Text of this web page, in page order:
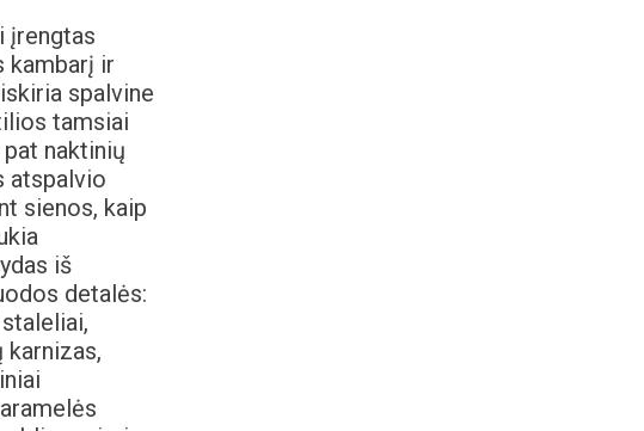
įrengtas
kambarį ir
spalvine
tamsiai
naktinių
atspalvio
sienos, kaip
iš
detalės:
karnizas,